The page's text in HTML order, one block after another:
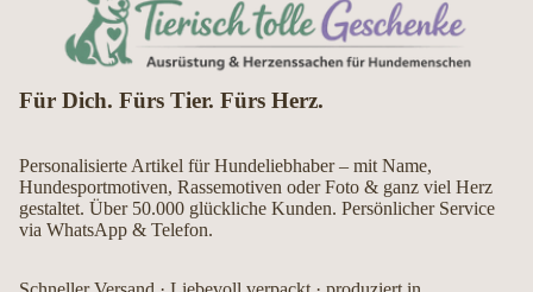
Für Dich. Fürs Tier. Fürs Herz.
Personalisierte Artikel für Hundeliebhaber – mit Name,
Hundesportmotiven, Rassemotiven oder Foto & ganz viel Herz
gestaltet. Über 50.000 glückliche Kunden. Persönlicher Service
via WhatsApp & Telefon.